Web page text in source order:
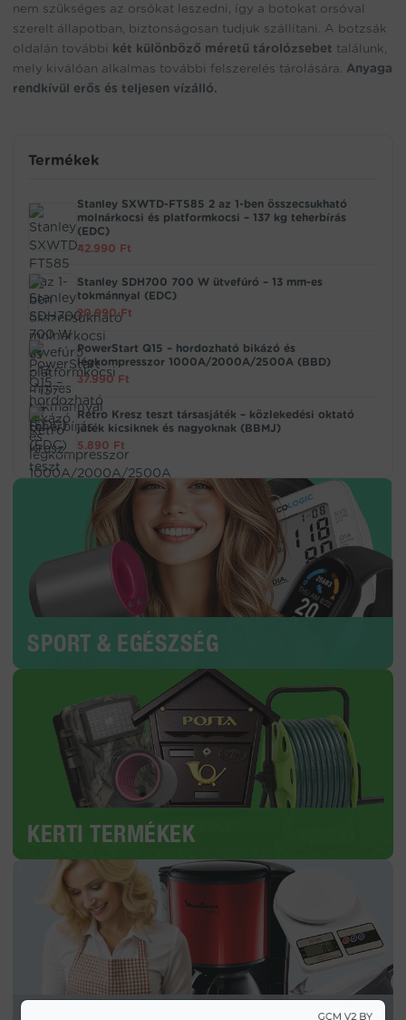
nem szükséges az orsókat leszedni, így a botokat orsóval
szerelt állapotban, biztonságosan tudjuk szállítani. A botzsák
oldalán további két különböző méretű tárolózsebet találunk,
mely kiválóan alkalmas további felszerelés tárolására. Anyaga
rendkívül erős és teljesen vízálló.
Termékek
Stanley SXWTD-FT585 2 az 1-ben összecsukható
molnárkocsi és platformkocsi – 137 kg teherbírás
(EDC)
42.990 Ft
Stanley SDH700 700 W ütvefúró – 13 mm-es
tokmánnyal (EDC)
20.990Ft
PowerStart Q15 – hordozható bikázó és
légkompresszor 1000A/2000A/2500A (BBD)
37.990 Ft
Retro Kresz teszt társasjáték – közlekedési oktató
játék kicsiknek és nagyoknak (BBMJ)
5.890 Ft
SPORT & EGÉSZSÉG
KERTI TERMÉKEK